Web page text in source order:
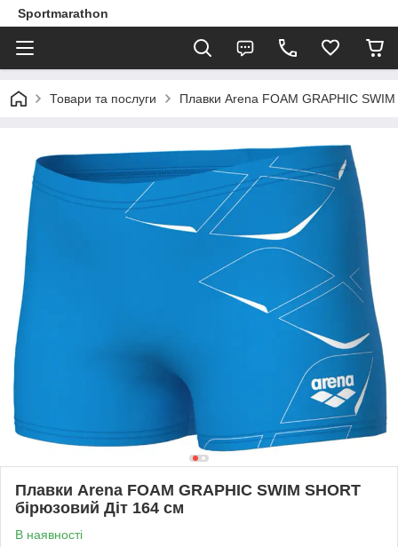
Sportmarathon
Товари та послуги Плавки Arena FOAM GRAPHIC
Плавки Arena FOAM GRAPHIC SWIM SHORT
бірюзовий Діт 164 см
В наявності